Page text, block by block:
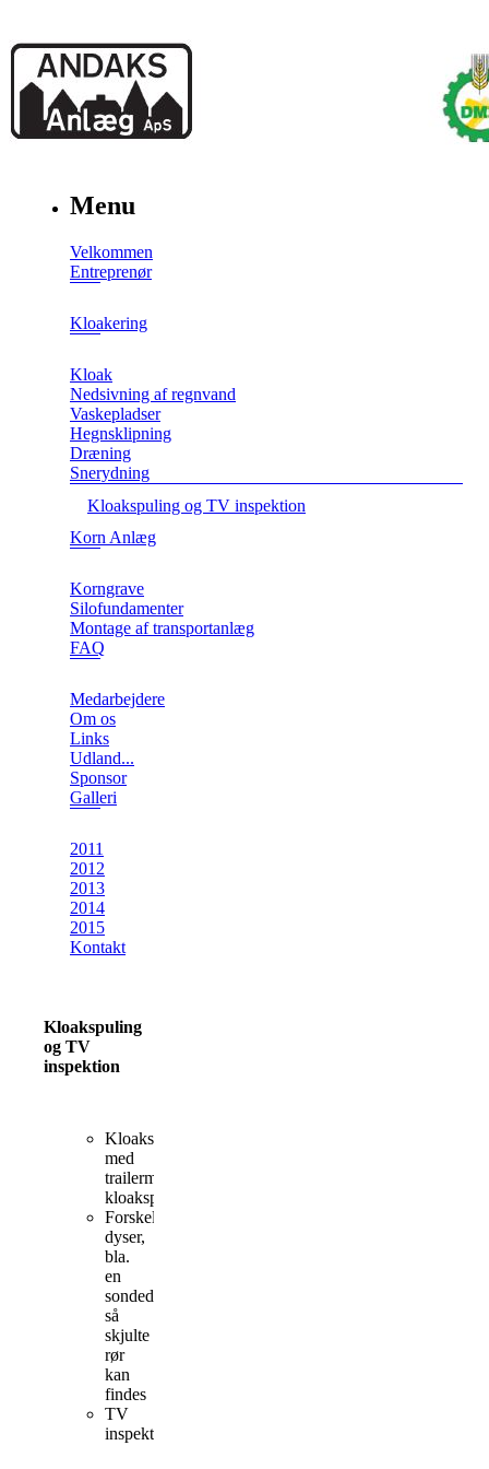
Menu
Velkommen
Entreprenør
Kloakering
Kloak
Nedsivning af regnvand
Vaskepladser
Hegnsklipning
Dræning
Snerydning
Kloakspuling og TV inspektion
Korn Anlæg
Korngrave
Silofundamenter
Montage af transportanlæg
FAQ
Medarbejdere
Om os
Links
Udland...
Sponsor
Galleri
2011
2012
2013
2014
2015
Kontakt
Kloakspuling
og TV
inspektion
Kloakspuling
med
trailermonteret
kloakspuler
Forskellige
dyser,
bla.
en
sondedyse,
så
skjulte
rør
kan
findes
TV
inspektion